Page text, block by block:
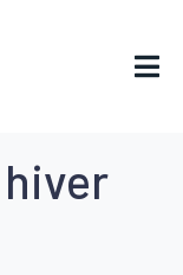
hiver